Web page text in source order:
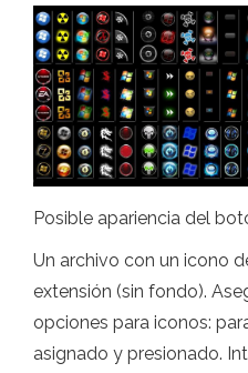
Posible apariencia del
Un archivo con un icono
extensión (sin fondo).
opciones para iconos:
asignado y presionado.